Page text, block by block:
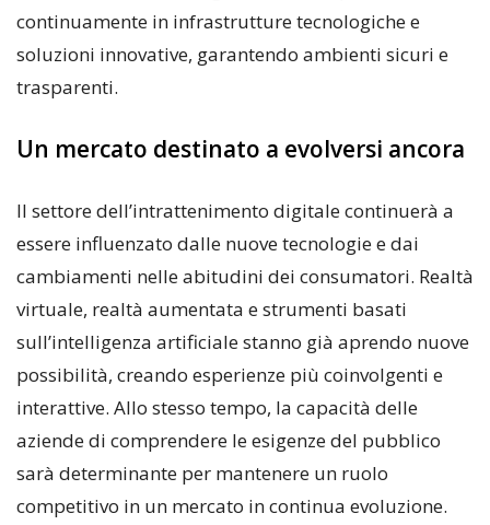
continuamente in infrastrutture tecnologiche e
soluzioni innovative, garantendo ambienti sicuri e
trasparenti.
Un mercato destinato a evolversi ancora
Il settore dell’intrattenimento digitale continuerà a
essere influenzato dalle nuove tecnologie e dai
cambiamenti nelle abitudini dei consumatori. Realtà
virtuale, realtà aumentata e strumenti basati
sull’intelligenza artificiale stanno già aprendo nuove
possibilità, creando esperienze più coinvolgenti e
interattive. Allo stesso tempo, la capacità delle
aziende di comprendere le esigenze del pubblico
sarà determinante per mantenere un ruolo
competitivo in un mercato in continua evoluzione.